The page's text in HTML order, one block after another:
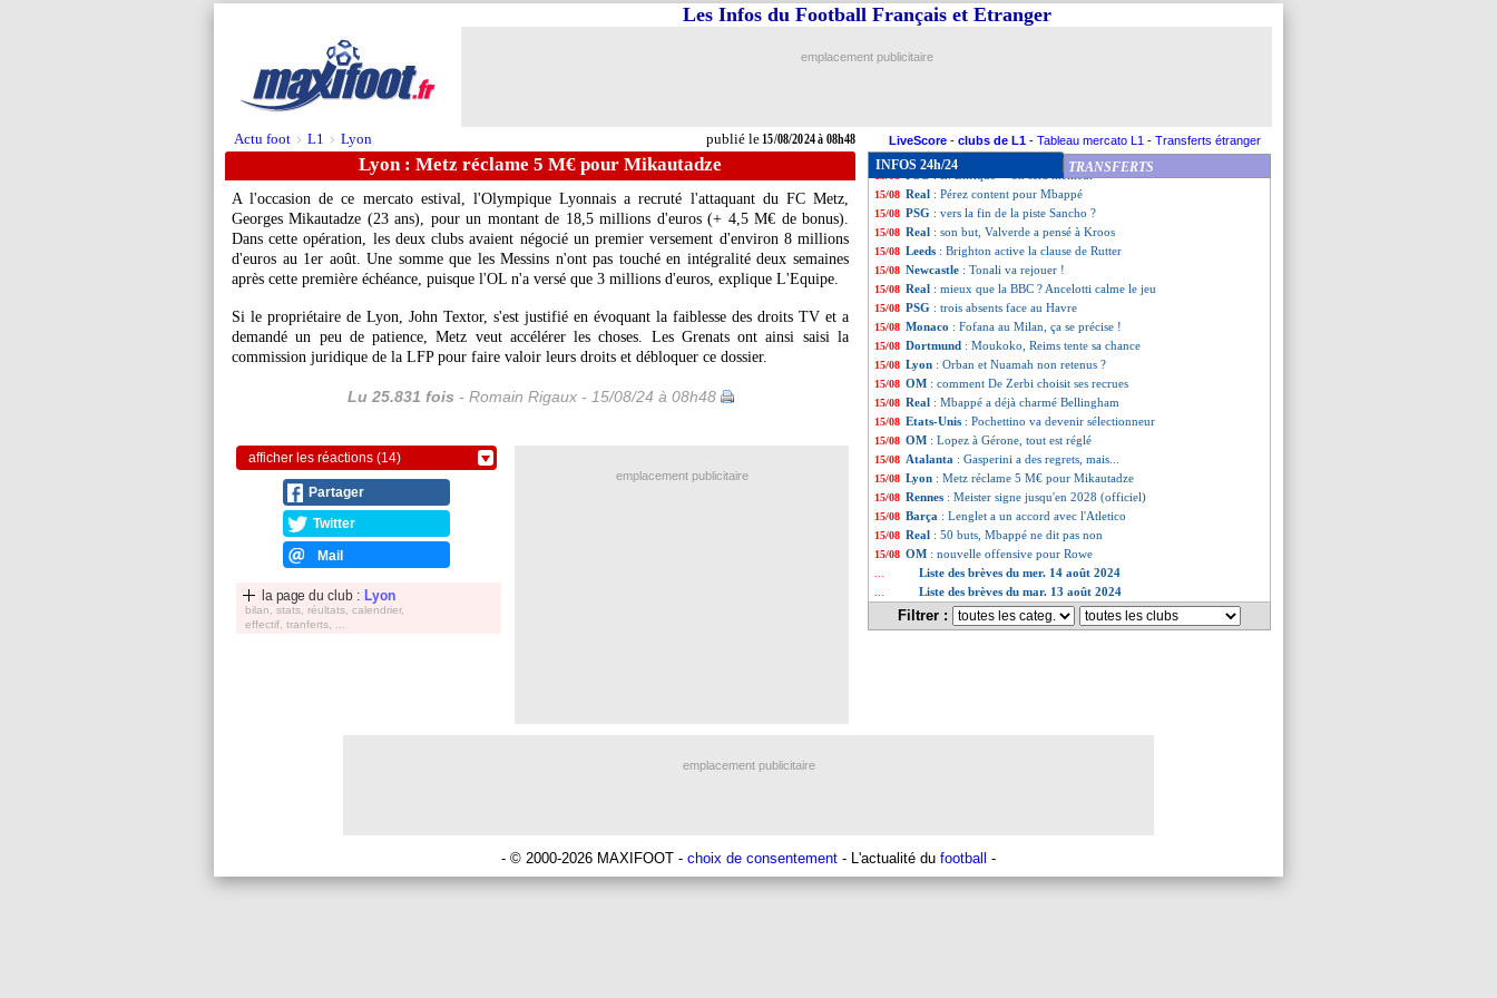
Actu foot > L1 > Lyon publié le15/08/2024 à 08h48
Les Infos du Football Français et Etranger
emplacement publicitaire
LiveScore - clubs de L1 - Tableau mercato L1 - Transferts étranger
Lyon : Metz réclame 5 M€ pour Mikautadze
A l'occasion de ce mercato estival, l'Olympique Lyonnais a recruté l'attaquant du FC Metz,
GeorgesMikautadze (23 ans), pour un montant de 18,5 millions d'euros (+ 4,5 M€ de bonus).
Dans cette opération, les deux clubs avaient négocié un premier versement d'environ 8 millions
d'euros au 1er août. Une somme que les Messins n'ont pas touché en intégralité deux semaines
après cette première échéance, puisque l'OL n'a versé que 3 millions d'euros, explique L'Equipe.
Si le propriétaire de Lyon, John Textor, s'est justifié en évoquant la faiblesse des droits TV et a
demandé un peu de patience, Metz veut accélérer les choses. Les Grenats ont ainsi saisi la
commission juridique de la LFP pour faire valoir leurs droits et débloquer ce dossier.
Lu 25.831 fois - Romain Rigaux - 15/08/24 à 08h48
afficher les réactions (14)
Partager
Twitter
Mail
la page du club : Lyon
bilan, stats, réultats, calendrier,
effectif, tranferts, ...
INFOS 24h/24 TRANSFERTS
15/08 OM: De Zerbi veut rivaliser avec le PSG
15/08 Brest: Faivre va revenir
15/08 PSG
15/08 OM: De Zerbi a tenté de retenir Aubameyang
15/08 PSG: un prêt pour Moscardo ?
: L. Enrique - "on sera meilleur"
15/08 Real : Pérez content pour Mbappé
15/08 PSG : vers la fin de la piste Sancho ?
15/08 Real : son but, Valverde a pensé à Kroos
15/08 Leeds : Brighton active la clause de Rutter
15/08 Newcastle : Tonali va rejouer !
15/08 Real : mieux que la BBC ? Ancelotti calme le jeu
15/08 PSG : trois absents face au Havre
15/08 Monaco : Fofana au Milan, ça se précise !
15/08 Dortmund : Moukoko, Reims tente sa chance
15/08 Lyon : Orban et Nuamah non retenus ?
15/08 OM : comment De Zerbi choisit ses recrues
15/08 Real : Mbappé a déjà charmé Bellingham
15/08 Etats-Unis : Pochettino va devenir sélectionneur
15/08 OM : Lopez à Gérone, tout est réglé
15/08 Atalanta : Gasperini a des regrets, mais...
15/08 Lyon : Metz réclame 5 M€ pour Mikautadze
15/08 Rennes : Meister signe jusqu'en 2028 (officiel)
15/08 Barça : Lenglet a un accord avec l'Atletico
15/08 Real : 50 buts, Mbappé ne dit pas non
15/08 OM : nouvelle offensive pour Rowe
Liste des brèves du mer. 14 août 2024
Liste des brèves du mar. 13 août 2024
Filtrer :
emplacement publicitaire
emplacement publicitaire
- © 2000-2026 MAXIFOOT - choix de consentement - L'actualité du football -